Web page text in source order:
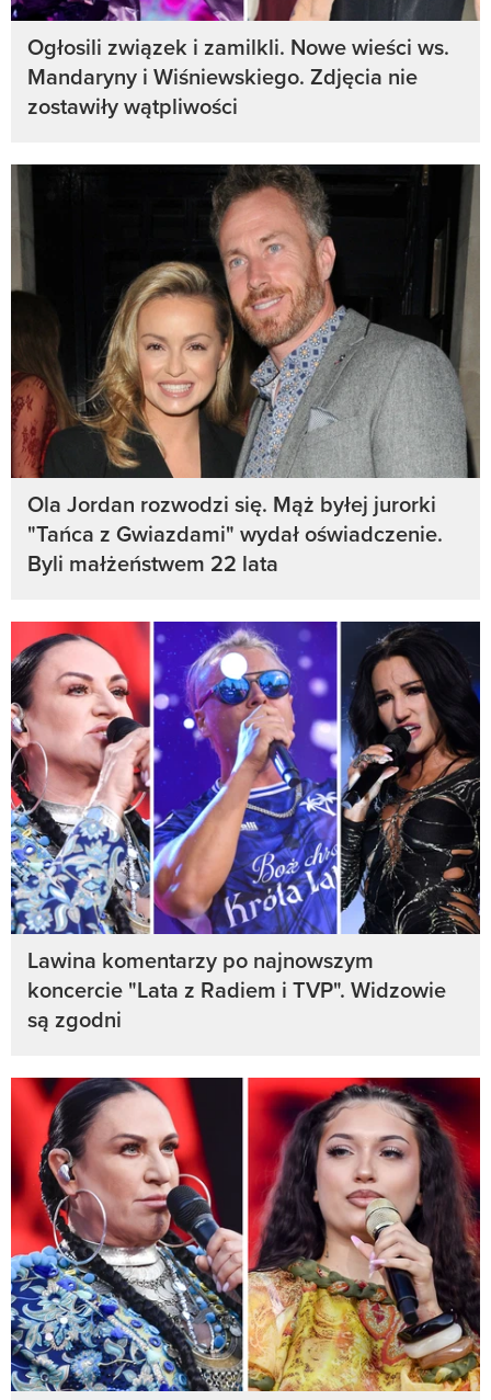
Ogłosili związek i zamilkli. Nowe wieści ws.
Mandaryny i Wiśniewskiego. Zdjęcia nie
zostawiły wątpliwości
Ola Jordan rozwodzi się. Mąż byłej jurorki
"Tańca z Gwiazdami" wydał oświadczenie.
Byli małżeństwem 22 lata
Lawina komentarzy po najnowszym
koncercie "Lata z Radiem i TVP". Widzowie
są zgodni